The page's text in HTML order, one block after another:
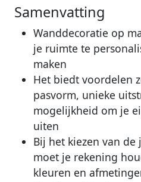
Samenvatting
Wanddecoratie op
je ruimte te
maken
Het biedt voordelen
pasvorm, unieke
mogelijkheid om je
uiten
Bij het kiezen van
moet je rekening
kleuren en